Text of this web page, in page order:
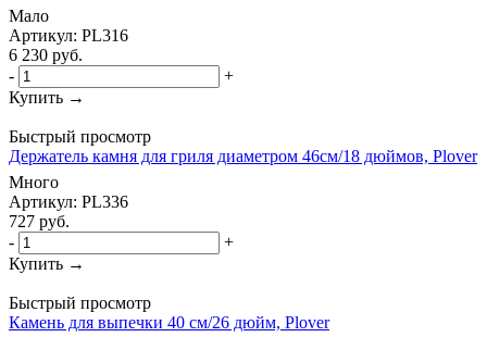
Мало
Артикул: PL316
6 230 руб.
-
+
Купить →
Быстрый просмотр
Держатель камня для гриля диаметром 46см/18 дюймов, Plover
Много
Артикул: PL336
727 руб.
-
+
Купить →
Быстрый просмотр
Камень для выпечки 40 см/26 дюйм, Plover